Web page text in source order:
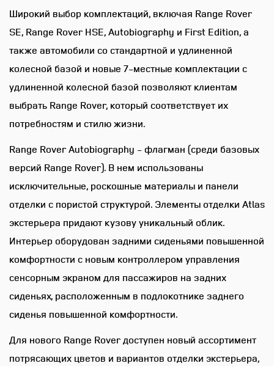
Сидения передние Body and
Soul
Сидения задние Body and Soul
Розетка 220В
Пакет сидений 26 -
Электрическая регулировка
передних сидений по 24
настройкам (массаж с
эффектом "горячих камней Hot
Stone")
Пакет сидений 26 задний ряд -
индивидуальные сиденья
Comfort Plus
Электрическая регулировка
передних сидений по 24
Широкий выбор комплектаций, включая Range Rover
SE, Range Rover HSE, Autobiography и First Edition, а
также автомобили со стандартной и удлиненной
колесной базой и новые 7-местные комплектации с
удлиненной колесной базой позволяют клиентам
выбрать Range Rover, который соответствует их
потребностям и стилю жизни.
Range Rover Autobiography - флагман (среди базовых
версий Range Rover). В нем использованы
исключительные, роскошные материалы и панели
отделки с пористой структурой. Элементы отделки Atlas
экстерьера придают кузову уникальный облик.
Интерьер оборудован задними сиденьями повышенной
комфортности с новым контроллером управления
сенсорным экраном для пассажиров на задних
сиденьях, расположенным в подлокотнике заднего
сиденья повышенной комфортности.
Для нового Range Rover доступен новый ассортимент
потрясающих цветов и вариантов отделки экстерьера,